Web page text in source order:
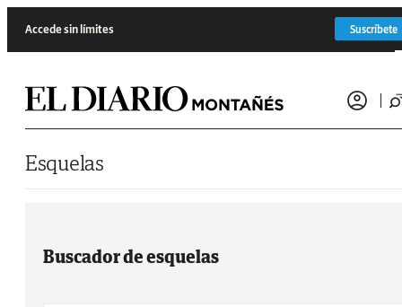
Accede sin límites Suscríbete
Esquelas
Buscador de esquelas